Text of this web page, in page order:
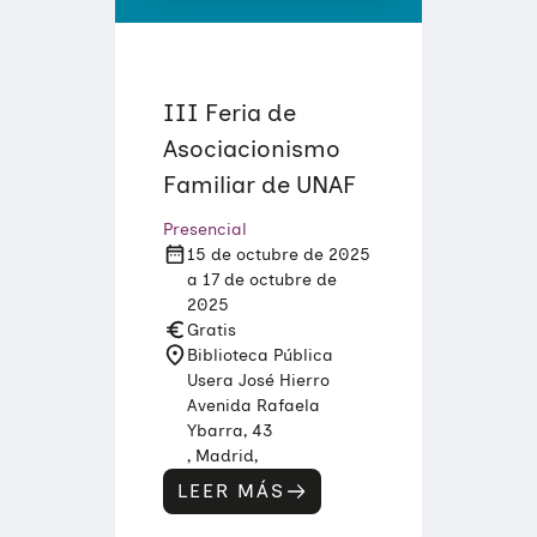
I
Ó
N
N
E
R
C
U
T
U
R
A
H
R
R
A
III Feria de
Asociacionismo
Familiar de UNAF
Presencial
15 de octubre de 2025
a 17 de octubre de
2025
Gratis
Biblioteca Pública
Usera José Hierro
Avenida Rafaela
Ybarra, 43
, Madrid,
LEER MÁS
:
I